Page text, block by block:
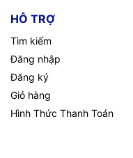
HỖ TRỢ
Tìm kiếm
Đăng nhập
Đăng ký
Giỏ hàng
Hình Thức Thanh Toán